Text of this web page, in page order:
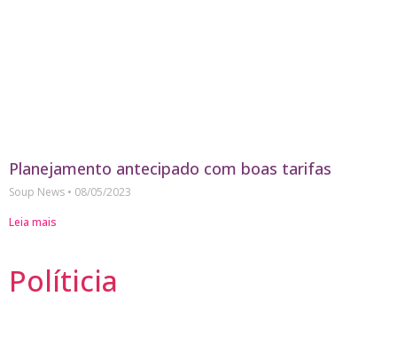
Planejamento antecipado com boas tarifas
Soup News
08/05/2023
Leia mais
Políticia